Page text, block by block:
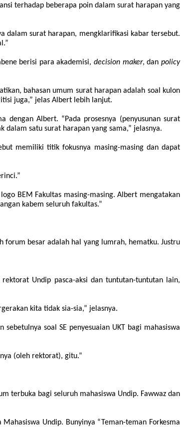
terhadap beberapa poin dalam surat harapan yang
dalam surat harapan, mengklarifikasi kabar tersebut.
berisi para akademisi,decision maker, danpolicy
bahasan umum surat harapan adalah soal kulon
juga,” jelas Albert lebih lanjut.
dengan Albert. “Pada prosesnya (penyusunan surat
satu surat harapan yang sama,” jelasnya.
memiliki titik fokusnya masing-masing dan dapat
BEM Fakultas masing-masing. Albert mengatakan
kabem seluruh fakultas.”
forum besar adalah hal yang lumrah, hematku. Justru
Undip pasca-aksi dan tuntutan-tuntutan lain,
kita tidak sia-sia,” jelasnya.
soal SE penyesuaian UKT bagi mahasiswa
(oleh rektorat), gitu.”
terbuka bagi seluruh mahasiswa Undip. Fawwaz dan
Undip. Bunyinya “Teman-teman Forkesma